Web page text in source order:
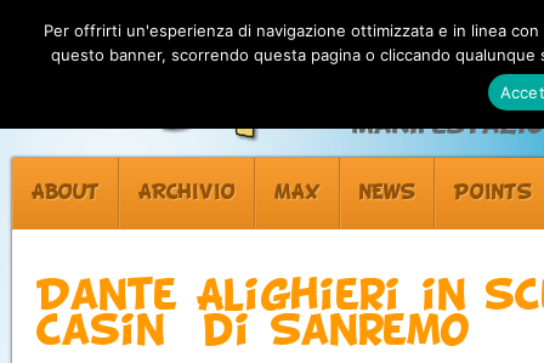
ABOUT ARCHIVIO MAX NEWS POINTS
Dante Alighieri in
Casinò di Sanremo
Per offrirti un'esperienza di navigazione ottimizzata e in linea
questo banner, scorrendo questa pagina o cliccando